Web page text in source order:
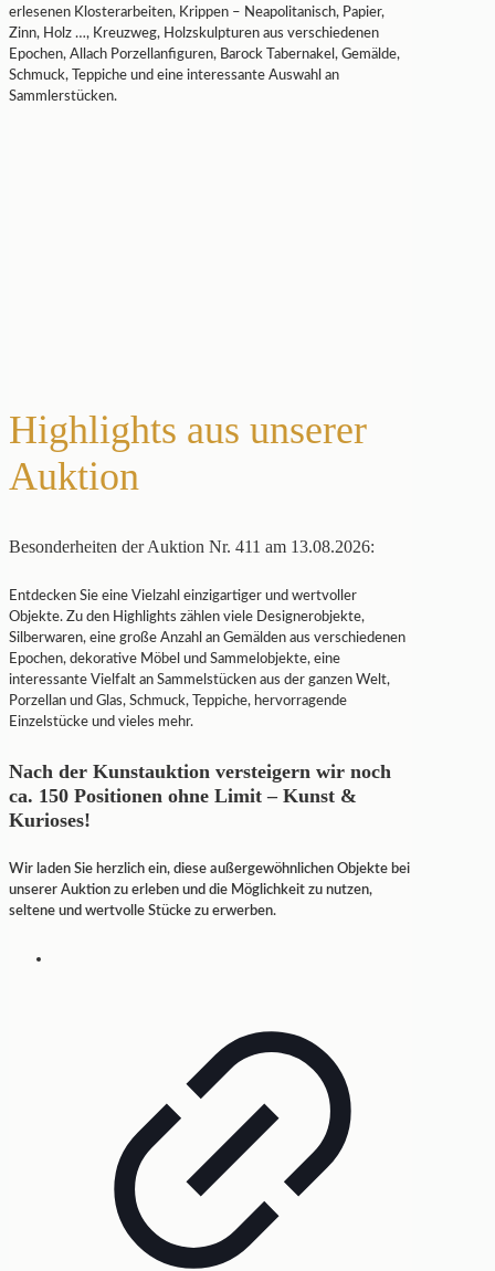
erlesenen Klosterarbeiten, Krippen – Neapolitanisch, Papier,
Zinn, Holz …, Kreuzweg, Holzskulpturen aus verschiedenen
Epochen, Allach Porzellanfiguren, Barock Tabernakel, Gemälde,
Schmuck, Teppiche und eine interessante Auswahl an
Sammlerstücken.
Highlights aus unserer
Auktion
Besonderheiten der Auktion Nr. 411 am 13.08.2026:
Entdecken Sie eine Vielzahl einzigartiger und wertvoller
Objekte. Zu den Highlights zählen viele Designerobjekte,
Silberwaren, eine große Anzahl an Gemälden aus verschiedenen
Epochen, dekorative Möbel und Sammelobjekte, eine
interessante Vielfalt an Sammelstücken aus der ganzen Welt,
Porzellan und Glas, Schmuck, Teppiche, hervorragende
Einzelstücke und vieles mehr.
Nach der Kunstauktion versteigern wir noch
ca. 150 Positionen ohne Limit – Kunst &
Kurioses!
Wir laden Sie herzlich ein, diese außergewöhnlichen Objekte bei
unserer Auktion zu erleben und die Möglichkeit zu nutzen,
seltene und wertvolle Stücke zu erwerben.